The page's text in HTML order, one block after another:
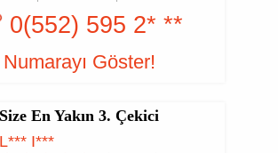
0(552) 595 2* **
Numarayı Göster!
Size En Yakın 3. Çekici
L*** I***